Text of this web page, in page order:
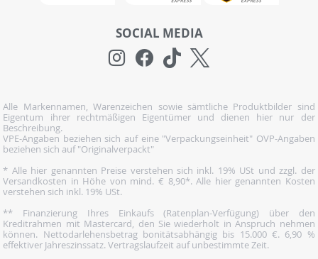
SOCIAL MEDIA
Alle Markennamen, Warenzeichen sowie sämtliche Produktbilder sind
Eigentum ihrer rechtmäßigen Eigentümer und dienen hier nur der
Beschreibung.
VPE-Angaben beziehen sich auf eine "Verpackungseinheit" OVP-Angaben
beziehen sich auf "Originalverpackt"
* Alle hier genannten Preise verstehen sich inkl. 19% USt und zzgl. der
Versandkosten in Höhe von mind. € 8,90*. Alle hier genannten Kosten
verstehen sich inkl. 19% USt.
** Finanzierung Ihres Einkaufs (Ratenplan-Verfügung) über den
Kreditrahmen mit Mastercard, den Sie wiederholt in Anspruch nehmen
können. Nettodarlehensbetrag bonitätsabhängig bis 15.000 €. 6,90 %
effektiver Jahreszinssatz. Vertragslaufzeit auf unbestimmte Zeit.